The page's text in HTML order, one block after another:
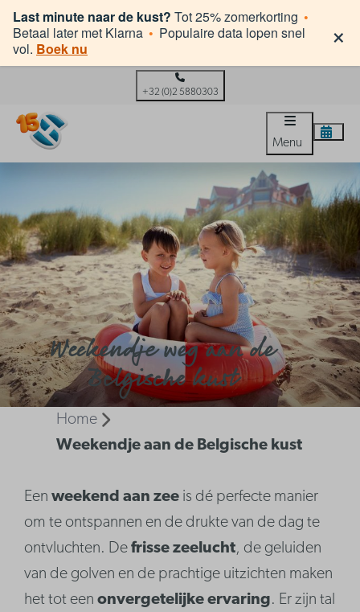
Last minute naar de kust? Tot 25% zomerkorting •
Betaal later met Klarna • Populaire data lopen snel
vol. Boek nu ×
+32 (0)2 5880303
Menu
Weekendje weg aan de
Belgische kust
Home
Weekendje aan de Belgische kust
Eenweekend aan zee is dé perfecte manier
om te ontspannen en de drukte van de dag te
ontvluchten. Defrisse zeelucht, de geluiden
van de golven en de prachtige uitzichten maken
het tot eenonvergetelijke ervaring. Er zijn tal